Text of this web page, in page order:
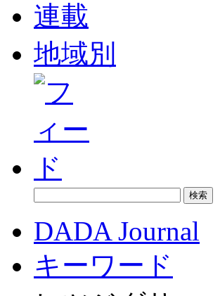
連載
地域別
DADA Journal
キーワード